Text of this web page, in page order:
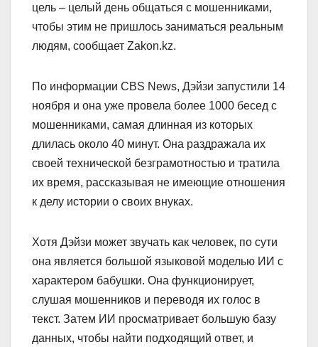
цель – целый день общаться с мошенниками,
чтобы этим не пришлось заниматься реальным
людям, сообщает Zakon.kz.
По информации CBS News, Дэйзи запустили 14
ноября и она уже провела более 1000 бесед с
мошенниками, самая длинная из которых
длилась около 40 минут. Она раздражала их
своей технической безграмотностью и тратила
их время, рассказывая не имеющие отношения
к делу истории о своих внуках.
Хотя Дэйзи может звучать как человек, по сути
она является большой языковой моделью ИИ с
характером бабушки. Она функционирует,
слушая мошенников и переводя их голос в
текст. Затем ИИ просматривает большую базу
данных, чтобы найти подходящий ответ, и